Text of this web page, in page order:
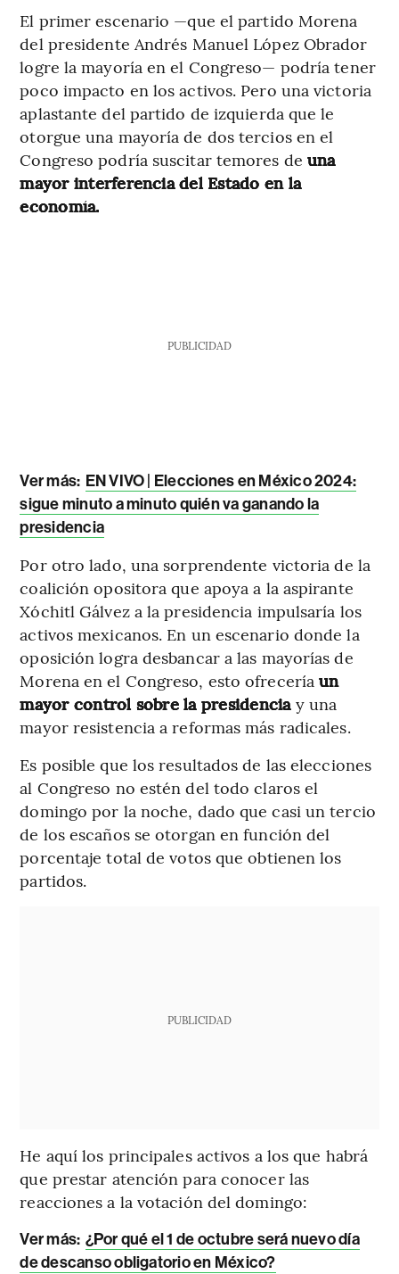
El primer escenario —que el partido Morena
del presidente Andrés Manuel López Obrador
logre la mayoría en el Congreso— podría tener
poco impacto en los activos. Pero una victoria
aplastante del partido de izquierda que le
otorgue una mayoría de dos tercios en el
Congreso podría suscitar temores de una
mayor interferencia del Estado en la
economía.
PUBLICIDAD
Ver más: EN VIVO | Elecciones en México 2024:
sigue minuto a minuto quién va ganando la
presidencia
Por otro lado, una sorprendente victoria de la
coalición opositora que apoya a la aspirante
Xóchitl Gálvez a la presidencia impulsaría los
activos mexicanos. En un escenario donde la
oposición logra desbancar a las mayorías de
Morena en el Congreso, esto ofreceríaun
mayor control sobre la presidenciay una
mayor resistencia a reformas más radicales.
Es posible que los resultados de las elecciones
al Congreso no estén del todo claros el
domingo por la noche, dado que casi un tercio
de los escaños se otorgan en función del
porcentaje total de votos que obtienen los
partidos.
PUBLICIDAD
He aquí los principales activos a los que habrá
que prestar atención para conocer las
reacciones a la votación del domingo:
Ver más: ¿Por qué el 1 de octubre será nuevo día
de descanso obligatorio en México?